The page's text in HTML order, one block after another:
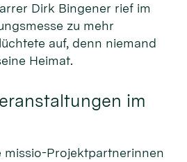
Dirk Bingener rief im
zu mehr
auf, denn niemand
Heimat.
im
missio-Projektpartnerinnen